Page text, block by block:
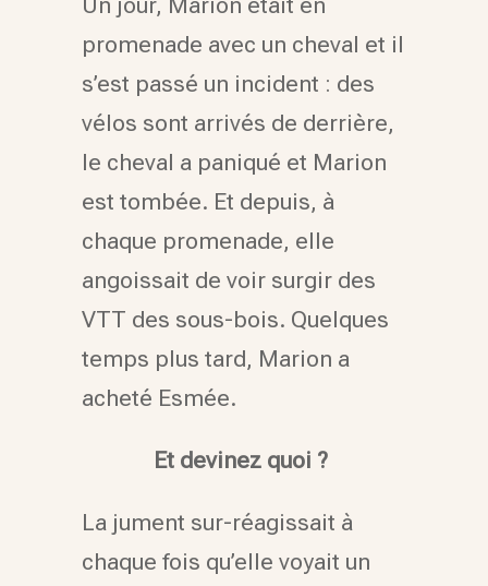
Un jour, Marion était en
promenade avec un cheval et il
s’est passé un incident : des
vélos sont arrivés de derrière,
le cheval a paniqué et Marion
est tombée. Et depuis, à
chaque promenade, elle
angoissait de voir surgir des
VTT des sous-bois. Quelques
temps plus tard, Marion a
acheté Esmée.
Et devinez quoi ?
La jument sur-réagissait à
chaque fois qu’elle voyait un